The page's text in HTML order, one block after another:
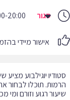
סגור 20:00
אישור מיידי
יוגילבוע מציע
תוכלו לבחור את